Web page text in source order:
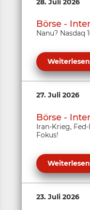
Börse -
Nanu? Nasdaq
27. Juli 2026
Börse -
Iran-Krieg,
Fokus!
23. Juli 2026